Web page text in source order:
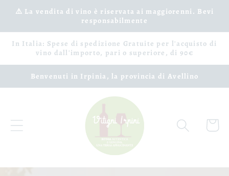
Vai
direttamente
⚠️ La vendita di vino è riservata ai maggiorenni. Bevi
responsabilmente
In Italia: Spese di spedizione Gratuite per l'acquisto di
vino dall'importo, pari o superiore, di 90€
Benvenuti in Irpinia, la provincia di Avellino
Carrello